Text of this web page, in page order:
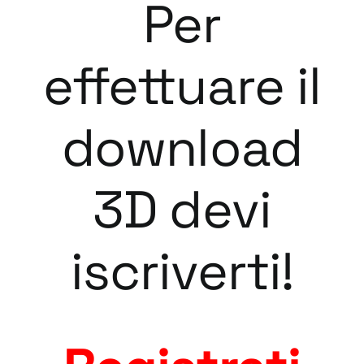
Per
effettuare il
download
3D devi
iscriverti!